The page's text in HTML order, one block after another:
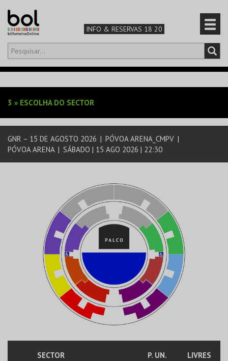
INFO & RESERVAS 18 20
Olá,iniciar sessão
TEATRO & ARTE
MÚSICA & FESTIVAIS
DESPORTO & AVENTURA
3 » ESCOLHA DO SECTOR
GNR – 15 DE AGOSTO 2026 | PÓVOA ARENA_CMPV |
PÓVOA ARENA | SÁBADO | 15 AGO 2026 | 22:30
SECTOR P. UN. LIVRES